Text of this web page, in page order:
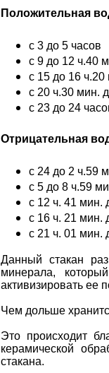
Положительная
с 3 до 5 часов
с 9 до 12 ч.40
с 15 до 16 ч.20
с 20 ч.30 мин.
с 23 до 24
Отрицательная
с 24 до 2 ч.59
с 5 до 8 ч.59
с 12 ч. 41 мин.
с 16 ч. 21 мин.
с 21 ч. 01 мин.
Данный стакан
минерала,
активизировать ее
Чем дольше
Это происходит
керамической
стакана.